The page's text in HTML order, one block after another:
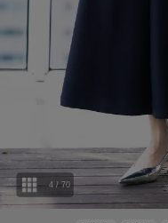
4 /70